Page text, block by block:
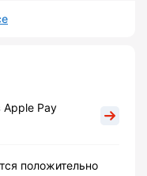
Apple Pay
положительно